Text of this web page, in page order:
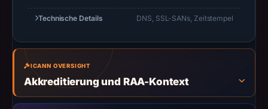
results
not
establish
safety.
Context:
Technische Details DNS, SSL-SANs, Zeitstempel
ICANN OVERSIGHT
Akkreditierung und RAA-Kontext